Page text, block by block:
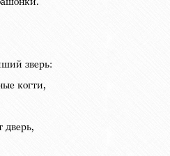
зверь:
когти,